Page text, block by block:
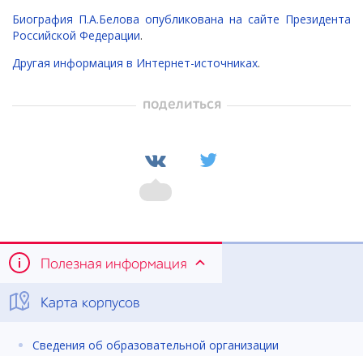
Биография П.А.Белова опубликована на сайте Президента
Российской Федерации.
Другая информация в Интернет-источниках.
поделиться
Полезная информация
Карта корпусов
Сведения об образовательной организации